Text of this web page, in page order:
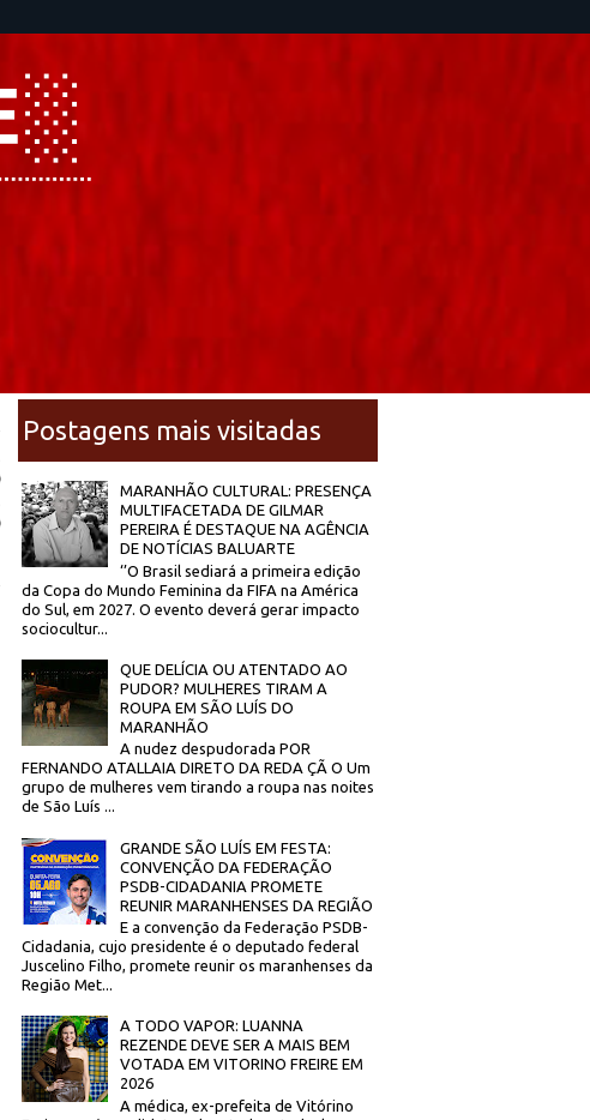
Postagens mais visitadas
MARANHÃO CULTURAL: PRESENÇA
MULTIFACETADA DE GILMAR
PEREIRA É DESTAQUE NA AGÊNCIA
DE NOTÍCIAS BALUARTE
‘’O Brasil sediará a primeira edição
da Copa do Mundo Feminina da FIFA na América
do Sul, em 2027. O evento deverá gerar impacto
sociocultur...
QUE DELÍCIA OU ATENTADO AO
PUDOR? MULHERES TIRAM A
ROUPA EM SÃO LUÍS DO
MARANHÃO
A nudez despudorada POR
FERNANDO ATALLAIA DIRETO DA REDA ÇÃ O Um
grupo de mulheres vem tirando a roupa nas noites
de São Luís ...
GRANDE SÃO LUÍS EM FESTA:
CONVENÇÃO DA FEDERAÇÃO
PSDB-CIDADANIA PROMETE
REUNIR MARANHENSES DA REGIÃO
E a convenção da Federação PSDB-
Cidadania, cujo presidente é o deputado federal
Juscelino Filho, promete reunir os maranhenses da
Região Met...
A TODO VAPOR: LUANNA
REZENDE DEVE SER A MAIS BEM
VOTADA EM VITORINO FREIRE EM
2026
A médica, ex-prefeita de Vitórino